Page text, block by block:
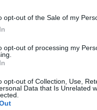
opt-out of the Sale of my
opt-out of processing my
opt-out of Collection, Use,
Data that Is Unrelated